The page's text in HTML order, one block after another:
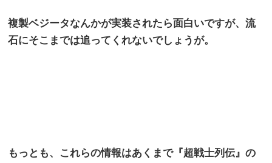
複製ベジータなんかが実装されたら面白いですが、流
石にそこまでは追ってくれないでしょうが。
もっとも、これらの情報はあくまで『超戦士列伝』の